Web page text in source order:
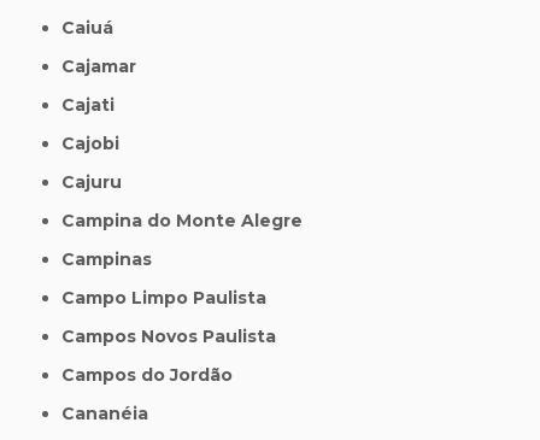
Caiuá
Cajamar
Cajati
Cajobi
Cajuru
Campina do Monte Alegre
Campinas
Campo Limpo Paulista
Campos Novos Paulista
Campos do Jordão
Cananéia